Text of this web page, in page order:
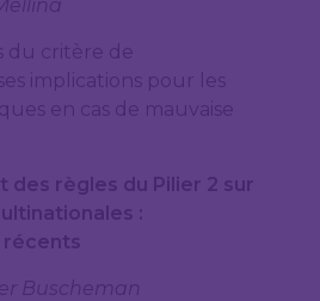
du critère de
implications pour les
en cas de mauvaise
des règles du Pilier 2 sur
:
Buscheman